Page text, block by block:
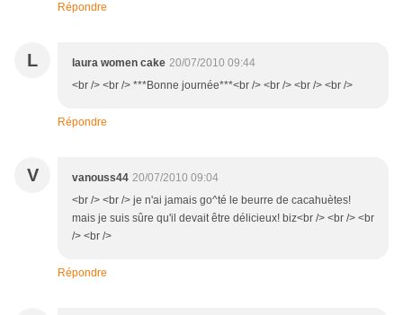
Répondre
L laura women cake 20/07/2010 09:44
<br /> <br /> ***Bonne journée***<br /> <br /> <br /> <br />
Répondre
V vanouss44 20/07/2010 09:04
<br /> <br /> je n'ai jamais go^té le beurre de cacahuètes!
mais je suis sûre qu'il devait être délicieux! biz<br /> <br /> <br
/> <br />
Répondre